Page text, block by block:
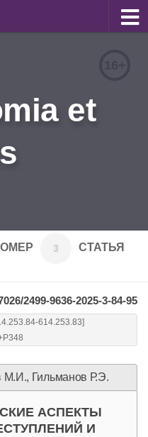
et
3 СТАТЬЯ
2499-9636-2025-3-84-95
614.253.83]
Гильманов Р.Э.
АСПЕКТЫ
И